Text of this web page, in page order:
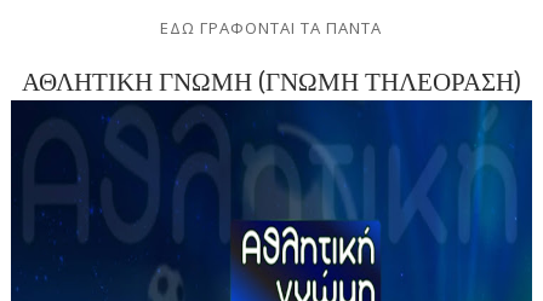
ΕΔΩ ΓΡΑΦΟΝΤΑΙ ΤΑ ΠΑΝΤΑ
ΑΘΛΗΤΙΚΗ ΓΝΩΜΗ (ΓΝΩΜΗ ΤΗΛΕΟΡΑΣΗ)